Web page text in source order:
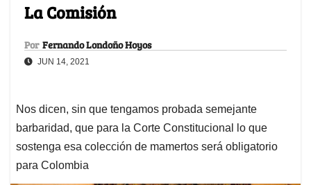
La Comisión
Por Fernando Londoño Hoyos
JUN 14, 2021
Nos dicen, sin que tengamos probada semejante
barbaridad, que para la Corte Constitucional lo que
sostenga esa colección de mamertos será obligatorio
para Colombia